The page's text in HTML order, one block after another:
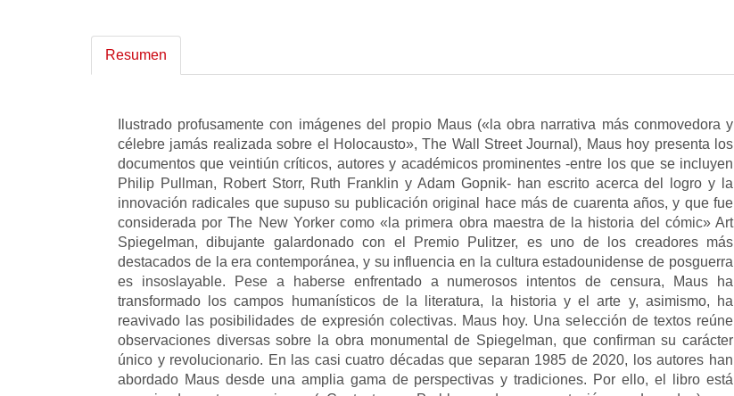
Resumen
Ilustrado profusamente con imágenes del propio Maus («la obra narrativa más conmovedora y
célebre jamás realizada sobre el Holocausto», The Wall Street Journal), Maus hoy presenta los
documentos que veintiún críticos, autores y académicos prominentes -entre los que se incluyen
Philip Pullman, Robert Storr, Ruth Franklin y Adam Gopnik- han escrito acerca del logro y la
innovación radicales que supuso su publicación original hace más de cuarenta años, y que fue
considerada por The New Yorker como «la primera obra maestra de la historia del cómic» Art
Spiegelman, dibujante galardonado con el Premio Pulitzer, es uno de los creadores más
destacados de la era contemporánea, y su influencia en la cultura estadounidense de posguerra
es insoslayable. Pese a haberse enfrentado a numerosos intentos de censura, Maus ha
transformado los campos humanísticos de la literatura, la historia y el arte y, asimismo, ha
reavivado las posibilidades de expresión colectivas. Maus hoy. Una selección de textos reúne
observaciones diversas sobre la obra monumental de Spiegelman, que confirman su carácter
único y revolucionario. En las casi cuatro décadas que separan 1985 de 2020, los autores han
abordado Maus desde una amplia gama de perspectivas y tradiciones. Por ello, el libro está